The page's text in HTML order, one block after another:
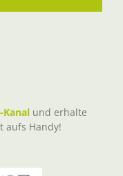
und erhalte
aufs Handy!